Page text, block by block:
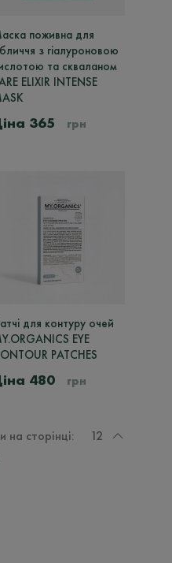
поживна для
з гіалуроновою
та скваланом
ELIXIR INTENSE
365 грн
для контуру очей
EYE
PATCHES
480 грн
на сторінці: 12